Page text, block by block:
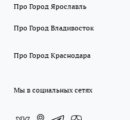
Про Город Ярославль
Про Город Владивосток
Про Город Краснодара
Мы в социальных сетях